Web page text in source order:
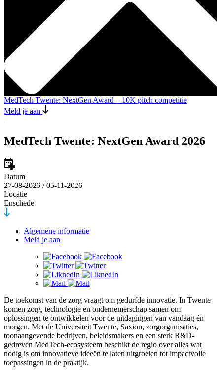
MedTech Twente: NextGen Award – 10K pitch competitie
Meld je aan
MedTech Twente: NextGen Award 2026
Datum
27-08-2026 / 05-11-2026
Locatie
Enschede
Algemene informatie
Meld je aan
De toekomst van de zorg vraagt om gedurfde innovatie. In Twente
komen zorg, technologie en ondernemerschap samen om
oplossingen te ontwikkelen voor de uitdagingen van vandaag én
morgen. Met de Universiteit Twente, Saxion, zorgorganisaties,
toonaangevende bedrijven, beleidsmakers en een sterk R&D-
gedreven MedTech-ecosysteem beschikt de regio over alles wat
nodig is om innovatieve ideeën te laten uitgroeien tot impactvolle
toepassingen in de praktijk.